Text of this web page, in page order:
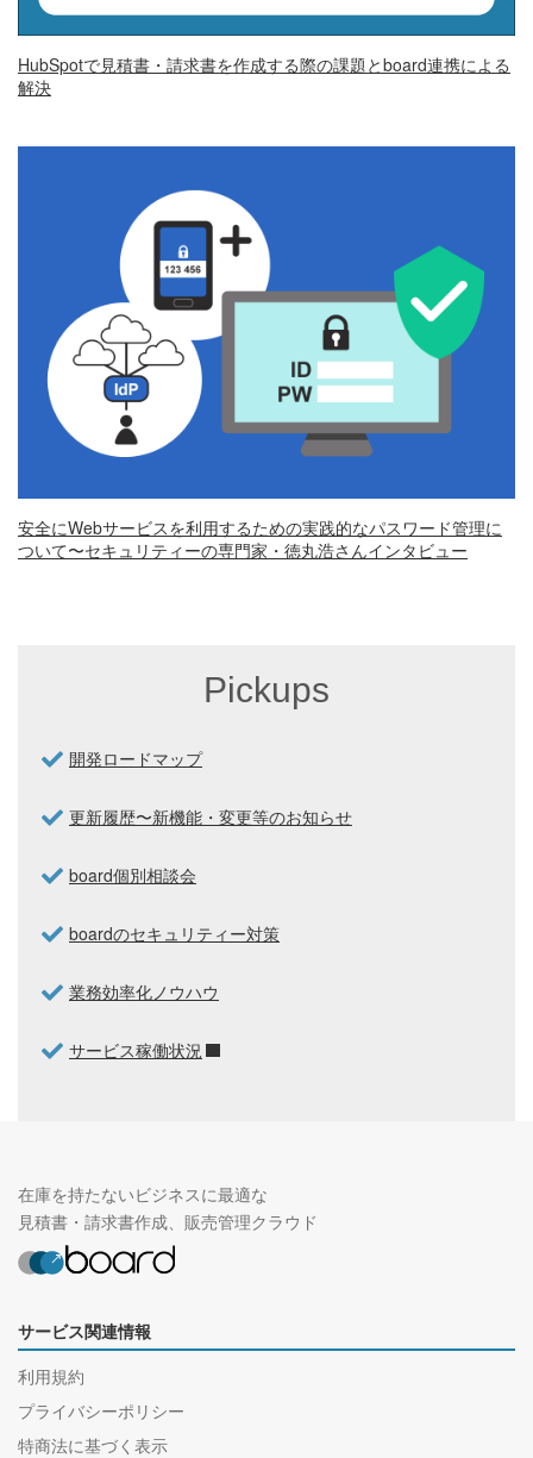
HubSpotで見積書・請求書を作成する際の課題とboard連携による
解決
安全にWebサービスを利用するための実践的なパスワード管理に
ついて〜セキュリティーの専門家・徳丸浩さんインタビュー
Pickups
開発ロードマップ
更新履歴〜新機能・変更等のお知らせ
board個別相談会
boardのセキュリティー対策
業務効率化ノウハウ
サービス稼働状況
在庫を持たないビジネスに最適な
見積書・請求書作成、販売管理クラウド
サービス関連情報
利用規約
プライバシーポリシー
特商法に基づく表示